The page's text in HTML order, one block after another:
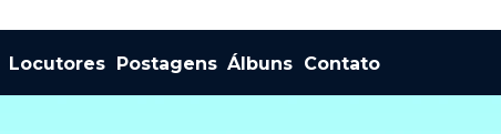
Locutores Postagens Álbuns Contato